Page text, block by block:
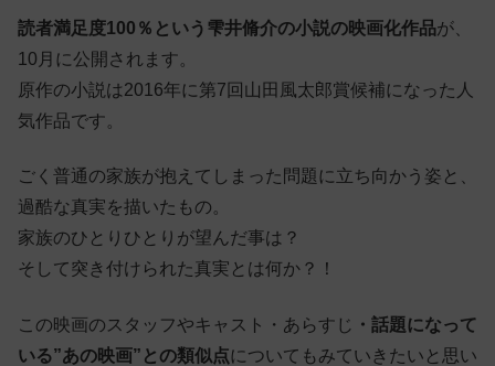
読者満足度100％という雫井脩介の小説の映画化作品が、
10月に公開されます。
原作の小説は2016年に第7回山田風太郎賞候補になった人
気作品です。
ごく普通の家族が抱えてしまった問題に立ち向かう姿と、
過酷な真実を描いたもの。
家族のひとりひとりが望んだ事は？
そして突き付けられた真実とは何か？！
この映画のスタッフやキャスト・あらすじ ・話題になって
いる”あの映画”との類似点についてもみていきたいと思い